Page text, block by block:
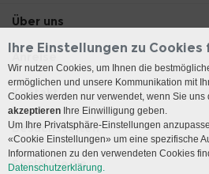
Über uns
Anreise
Kontakt
Besuchszeiten
Social Media
Ihre Einstellungen zu
Wir nutzen Cookies, um Ihnen die
ermöglichen und unsere Kommunikation mit
Cookies werden nur verwendet, wenn Sie uns
akzeptieren Ihre Einwilligung geben.
Um Ihre Privatsphäre-Einstellungen
«Cookie Einstellungen» um eine spezifische
Informationen zu den verwendeten Cookies
Datenschutzerklärung.